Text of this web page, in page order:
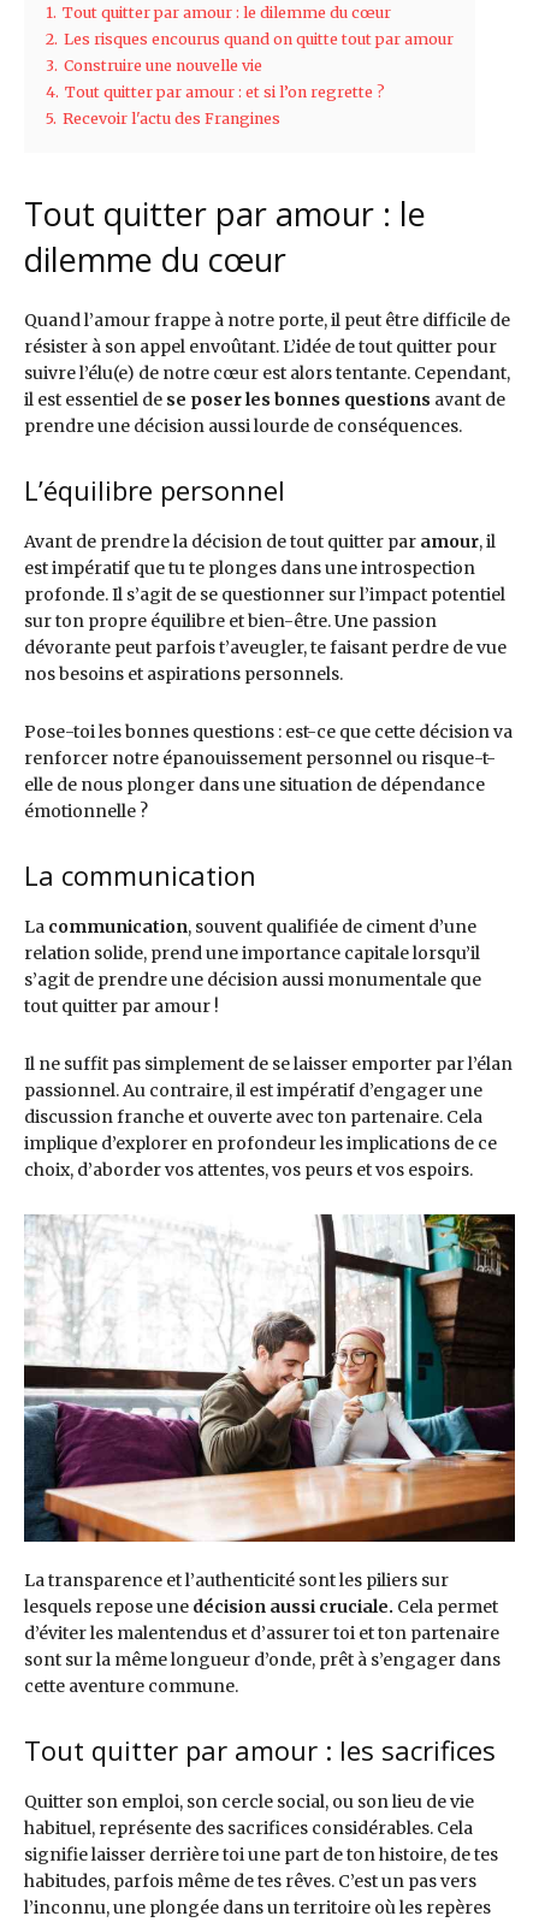
1. Tout quitter par amour : le dilemme du cœur
2. Les risques encourus quand on quitte tout par amour
3. Construire une nouvelle vie
4. Tout quitter par amour : et si l’on regrette ?
5. Recevoir l'actu des Frangines
Tout quitter par amour : le
dilemme du cœur
Quand l’amour frappe à notre porte, il peut être difficile de
résister à son appel envoûtant. L’idée de tout quitter pour
suivre l’élu(e) de notre cœur est alors tentante. Cependant,
il est essentiel de se poser les bonnes questions avant de
prendre une décision aussi lourde de conséquences.
L’équilibre personnel
Avant de prendre la décision de tout quitter par amour, il
est impératif que tu te plonges dans une introspection
profonde. Il s’agit de se questionner sur l’impact potentiel
sur ton propre équilibre et bien-être. Une passion
dévorante peut parfois t’aveugler, te faisant perdre de vue
nos besoins et aspirations personnels.
Pose-toi les bonnes questions : est-ce que cette décision va
renforcer notre épanouissement personnel ou risque-t-
elle de nous plonger dans une situation de dépendance
émotionnelle ?
La communication
La communication, souvent qualifiée de ciment d’une
relation solide, prend une importance capitale lorsqu’il
s’agit de prendre une décision aussi monumentale que
tout quitter par amour !
Il ne suffit pas simplement de se laisser emporter par l’élan
passionnel. Au contraire, il est impératif d’engager une
discussion franche et ouverte avec ton partenaire. Cela
implique d’explorer en profondeur les implications de ce
choix, d’aborder vos attentes, vos peurs et vos espoirs.
La transparence et l’authenticité sont les piliers sur
lesquels repose une décision aussi cruciale. Cela permet
d’éviter les malentendus et d’assurer toi et ton partenaire
sont sur la même longueur d’onde, prêt à s’engager dans
cette aventure commune.
Tout quitter par amour : les sacrifices
Quitter son emploi, son cercle social, ou son lieu de vie
habituel, représente des sacrifices considérables. Cela
signifie laisser derrière toi une part de ton histoire, de tes
habitudes, parfois même de tes rêves. C’est un pas vers
l’inconnu, une plongée dans un territoire où les repères